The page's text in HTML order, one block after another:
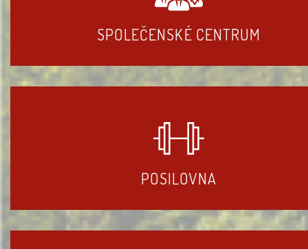
SPOLEČENSKÉ CENTRUM
POSILOVNA